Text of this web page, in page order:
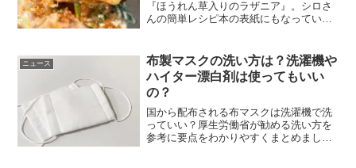
『ほうれん草入りのラザニア』。シロさ
んの簡単レシピ本の表紙にもなっていま
すめ料理です。手間のかかるラザニアも
ソースを市販のもので代用...
ニュース
布製マスクの洗い方は？洗濯機や
ハイター漂白剤は使ってもいい
の？
国から配布される布マスクは洗濯機で洗
っていい？厚生労働省が勧める洗い方を
参考に要点をわかりやすくまとめまし